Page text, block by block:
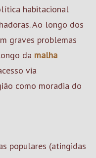
habitacional
Ao longo dos
graves problemas
da malha
via
como moradia do
populares (atingidas